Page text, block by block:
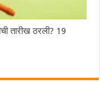
तारीख ठरली? 19